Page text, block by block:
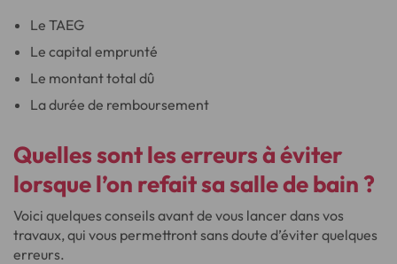
Le TAEG
Le capital emprunté
Le montant total dû
La durée de remboursement
Quelles sontles erreurs à éviter
lorsque l’on refait sa salle de bain ?
Voici quelques conseils avant de vous lancer dans vos
travaux, qui vous permettront sans doute d’éviter quelques
erreurs.